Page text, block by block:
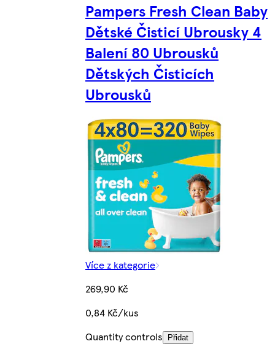
Pampers Fresh Clean Baby
Dětské Čisticí Ubrousky 4
Balení 80 Ubrousků
Dětských Čisticích
Ubrousků
Více z kategorie
269,90 Kč
0,84 Kč/kus
Quantity controls
Přidat